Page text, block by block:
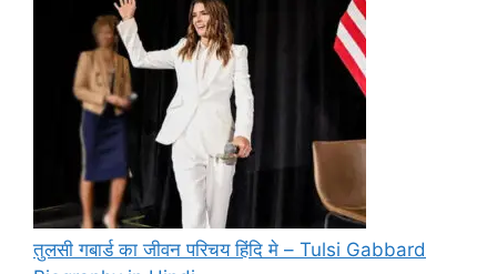
तुलसी गबार्ड का जीवन परिचय हिंदि मे – Tulsi Gabbard